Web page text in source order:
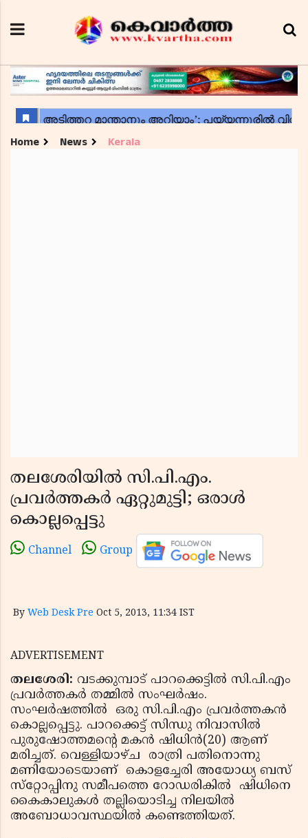
Home News Kerala
തലശേരിയില്‍ സി.പി.എം.
പ്രവര്‍ത്തകര്‍ ഏറ്റുമുട്ടി; ഒരാള്‍
കൊല്ലപ്പെട്ടു
Channel Group
By Web Desk Pre Oct 5, 2013, 11:34 IST
ADVERTISEMENT
തലശേരി: വടക്കുമ്പാട് പാറക്കെട്ടില്‍ സി.പി.എം
പ്രവര്‍ത്തകര്‍ തമ്മില്‍ സംഘര്‍ഷം.
സംഘര്‍ഷത്തില്‍ ഒരു സി.പി.എം പ്രവര്‍ത്തകന്‍
കൊല്ലപ്പെട്ടു. പാറക്കെട്ട് സിന്ധു നിവാസില്‍
പുരുഷോത്തമന്റെ മകന്‍ ഷിധിന്‍(20) ആണ്
മരിച്ചത്. വെള്ളിയാഴ്ച രാത്രി പതിനൊന്നു
മണിയോടെയാണ് കൊളച്ചേരി അയോധ്യ ബസ്
സ്‌റ്റോപ്പിനു സമീപത്തെ റോഡരികില്‍ ഷിധിനെ
കൈകാലുകള്‍ തല്ലിയൊടിച്ച നിലയില്‍
അബോധാവസ്ഥയില്‍ കണ്ടെത്തിയത്.